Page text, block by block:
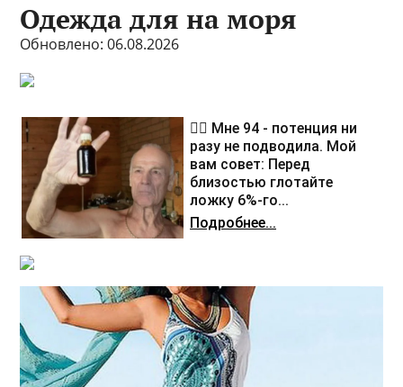
Одежда для на моря
Обновлено: 06.08.2026
❤️‍🔥 Мне 94 - потенция ни
разу не подводила. Мой
вам совет: Перед
близостью глотайте
ложку 6%-го...
Подробнее...